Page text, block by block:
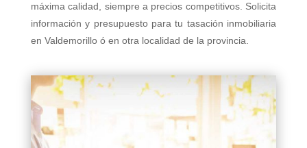
máxima calidad, siempre a precios competitivos. Solicita
información y presupuesto para tu tasación inmobiliaria
en Valdemorillo ó en otra localidad de la provincia.